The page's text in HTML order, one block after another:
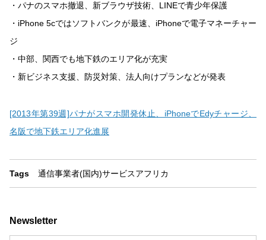
・パナのスマホ撤退、新ブラウザ技術、LINEで青少年保護
・iPhone 5cではソフトバンクが最速、iPhoneで電子マネーチャー
ジ
・中部、関西でも地下鉄のエリア化が充実
・新ビジネス支援、防災対策、法人向けプランなどが発表
[2013年第39週]パナがスマホ開発休止、iPhoneでEdyチャージ、
名阪で地下鉄エリア化進展
Tags 通信事業者(国内)サービスアフリカ
Newsletter